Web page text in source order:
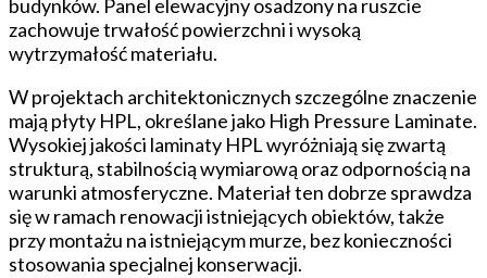
budynków. Panel elewacyjny osadzony na ruszcie
zachowuje trwałość powierzchni i wysoką
wytrzymałość materiału.
W projektach architektonicznych szczególne znaczenie
mają płyty HPL, określane jako High Pressure Laminate.
Wysokiej jakości laminaty HPL wyróżniają się zwartą
strukturą, stabilnością wymiarową oraz odpornością na
warunki atmosferyczne. Materiał ten dobrze sprawdza
się w ramach renowacji istniejących obiektów, także
przy montażu na istniejącym murze, bez konieczności
stosowania specjalnej konserwacji.